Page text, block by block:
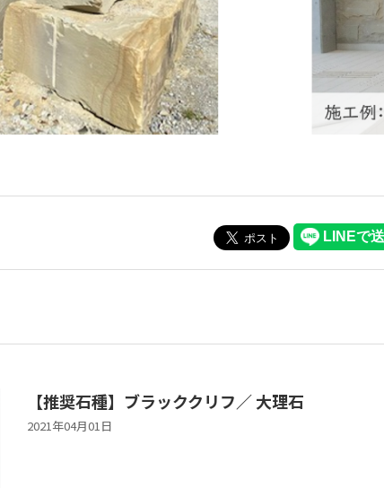
【推奨石種】ブラッククリフ／ 大理石
2021年04月01日